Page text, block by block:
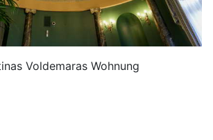
Voldemaras Wohnung